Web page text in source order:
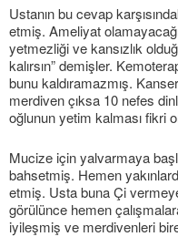
Ustanın bu cevap
etmiş. Ameliyat
yetmezliği ve kansızlık
kalırsın” demişler.
bunu kaldıramazmış.
merdiven çıksa 10 nefes
oğlunun yetim kalması fikri
Mucize için yalvarmaya
bahsetmiş. Hemen
etmiş. Usta buna Çi
görülünce hemen
iyileşmiş ve merdivenleri